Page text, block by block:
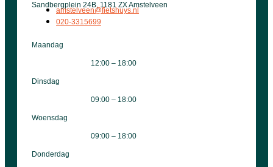
Sandbergplein 24B, 1181 ZX Amstelveen
amstelveen@fietshuys.nl
020-3315699
Maandag
12:00 – 18:00
Dinsdag
09:00 – 18:00
Woensdag
09:00 – 18:00
Donderdag